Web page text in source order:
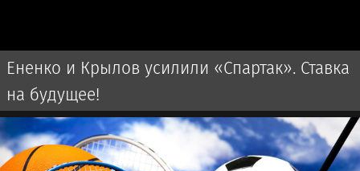
Ененко и Крылов усилили «Спартак». Ставка
на будущее!